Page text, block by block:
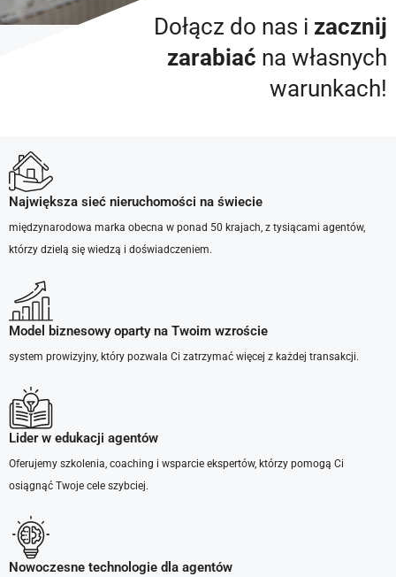
NIE SZUKAJ PRACY.
kariery w nieruchomościach
z Keller Williams Poland
Aplikuj teraz ↗
Dołącz do nas i zacznij
zarabiać na własnych
warunkach!
Największa sieć nieruchomości na świecie
międzynarodowa marka obecna w ponad 50 krajach, z tysiącami agentów,
którzy dzielą się wiedzą i doświadczeniem.
Model biznesowy oparty na Twoim wzroście
system prowizyjny, który pozwala Ci zatrzymać więcej z każdej transakcji.
Lider w edukacji agentów
Oferujemy szkolenia, coaching i wsparcie ekspertów, którzy pomogą Ci
osiągnąć Twoje cele szybciej.
Nowoczesne technologie dla agentów